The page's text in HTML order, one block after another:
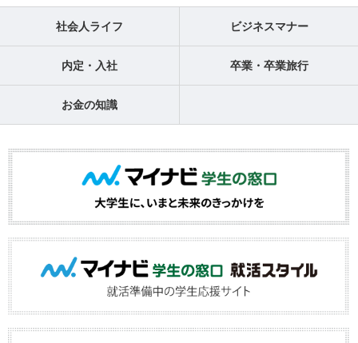
社会人ライフ ビジネスマナー
内定・入社 卒業・卒業旅行
お金の知識